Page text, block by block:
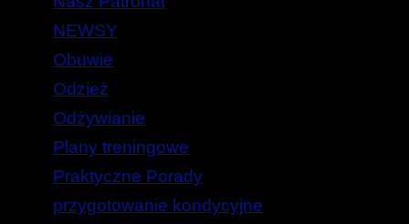
NEWSY
Obuwie
Odzież
Odżywianie
Plany treningowe
Praktyczne Porady
przygotowanie kondycyjne